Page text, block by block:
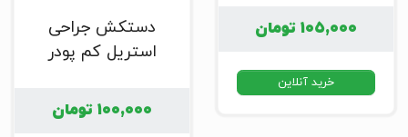
۱۰۵,۰۰۰ تومان
خرید آنلاین
دستکش جراحی
استریل کم پودر
۱۰۰,۰۰۰ تومان